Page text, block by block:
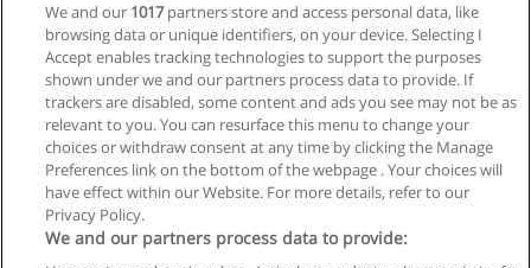
Siguiente
Página1de3
We and our 1017partners store and access personal data, like
browsing data or unique identifiers, on your device. Selecting I
Accept enables tracking technologies to support the purposes
shown under we and our partners process data to provide. If
trackers are disabled, some content and ads you see may not be as
relevant to you. You can resurface this menu to change your
choices or withdraw consent at any time by clicking the Manage
Preferences link on the bottom of the webpage . Your choices will
have effect within our Website. For more details, refer to our
Privacy Policy.
We and our partners process data to provide: